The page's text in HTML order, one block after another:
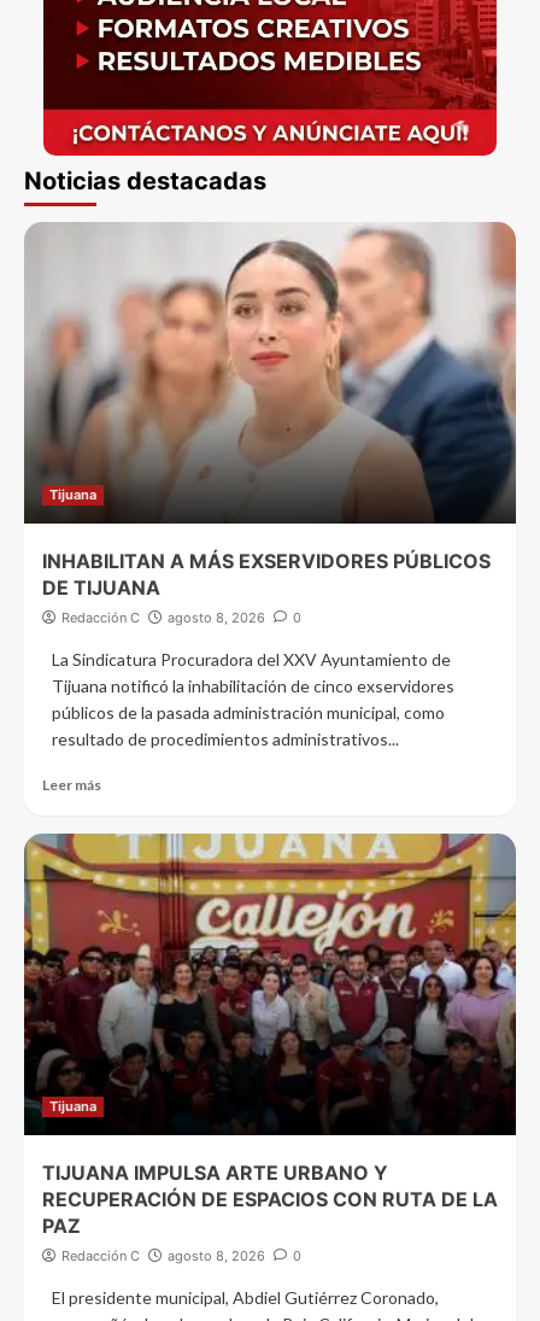
Noticias destacadas
Tijuana
INHABILITAN A MÁS EXSERVIDORES PÚBLICOS
DE TIJUANA
Redacción C agosto 8, 2026 0
La Sindicatura Procuradora del XXV Ayuntamiento de
Tijuana notificó la inhabilitación de cinco exservidores
públicos de la pasada administración municipal, como
resultado de procedimientos administrativos...
Leer más
Tijuana
TIJUANA IMPULSA ARTE URBANO Y
RECUPERACIÓN DE ESPACIOS CON RUTA DE LA
PAZ
Redacción C agosto 8, 2026 0
El presidente municipal, Abdiel Gutiérrez Coronado,